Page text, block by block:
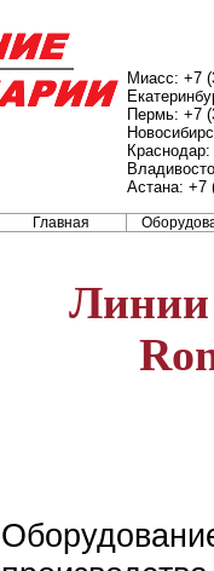
Миасс: +7
Пермь: +7
Астана: +7
Главная
Линии